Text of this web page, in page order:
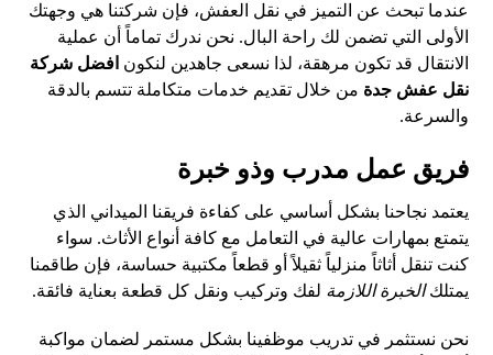
عندما تبحث عن التميز في نقل العفش، فإن شركتنا هي وجهتك
الأولى التي تضمن لك راحة البال. نحن ندرك تماماً أن عملية
الانتقال قد تكون مرهقة، لذا نسعى جاهدين لنكون افضل شركة
نقل عفش جدة من خلال تقديم خدمات متكاملة تتسم بالدقة
والسرعة.
فريق عمل مدرب وذو خبرة
يعتمد نجاحنا بشكل أساسي على كفاءة فريقنا الميداني الذي
يتمتع بمهارات عالية في التعامل مع كافة أنواع الأثاث. سواء
كنت تنقل أثاثاً منزلياً ثقيلاً أو قطعاً مكتبية حساسة، فإن طاقمنا
يمتلكالخبرة اللازمة لفك وتركيب ونقل كل قطعة بعناية فائقة.
نحن نستثمر في تدريب موظفينا بشكل مستمر لضمان مواكبة